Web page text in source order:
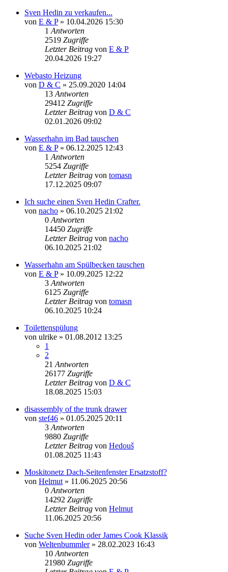
Sven Hedin zu verkaufen...
von E & P» 10.04.2026 15:30
1 Antworten
2519 Zugriffe
Letzter Beitrag von E & P
20.04.2026 19:27
Webasto Heizung
von D & C » 25.09.2020 14:04
13 Antworten
29412 Zugriffe
Letzter Beitrag von D & C
02.01.2026 09:02
Wasserhahn im Bad tauschen
von E & P» 06.12.2025 12:43
1 Antworten
5254 Zugriffe
Letzter Beitrag von tomasn
17.12.2025 09:07
Ich suche einen Sven Hedin Crafter.
von nacho » 06.10.2025 21:02
0 Antworten
14450 Zugriffe
Letzter Beitrag von nacho
06.10.2025 21:02
Wasserhahn am Spülbecken tauschen
von E & P» 10.09.2025 12:22
3 Antworten
6125 Zugriffe
Letzter Beitrag von tomasn
06.10.2025 10:24
Toilettenspülung
von ulrike » 01.08.2012 13:25
1
2
21 Antworten
26177 Zugriffe
Letzter Beitrag von D & C
18.08.2025 15:03
disassembly of the trunk drawer
von stef46 » 01.05.2025 20:11
3 Antworten
9880 Zugriffe
Letzter Beitrag von Hedouš
01.08.2025 11:43
Moskitonetz Dach-Seitenfenster Ersatzstoff?
von Helmut » 11.06.2025 20:56
0 Antworten
14292 Zugriffe
Letzter Beitrag von Helmut
11.06.2025 20:56
Suche Sven Hedin oder James Cook Klassik
von Weltenbummler» 28.02.2023 16:43
10 Antworten
21980 Zugriffe